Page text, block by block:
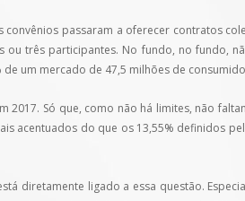
passaram a oferecer contratos
ou três participantes. No fundo, no fundo,
um mercado de 47,5 milhões de
Só que, como não há limites, não
acentuados do que os 13,55% definidos
diretamente ligado a essa questão.